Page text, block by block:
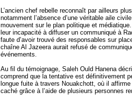
L’ancien chef rebelle reconnaît par ailleurs
notamment l’absence d’une véritable aile
mouvement sur le plan politique et
leur incapacité à diffuser un communiqué à
faute d’avoir trouvé des responsables sur
chaîne Al Jazeera aurait refusé de
événements.
Au fil du témoignage, Saleh Ould Hanena
comprend que la tentative est définitivement
longue fuite à travers Nouakchott, où il
caché grâce à l’aide de plusieurs personnes